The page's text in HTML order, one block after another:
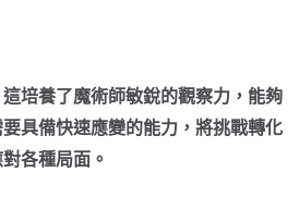
培養了魔術師敏銳的觀察力，能夠
具備快速應變的能力，將挑戰轉化
各種局面。